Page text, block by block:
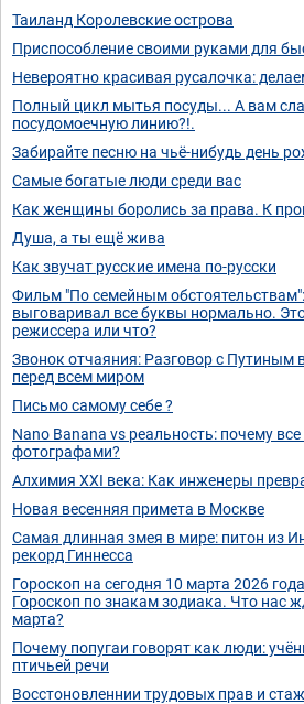
Таиланд Королевские острова
Приспособление своими руками для
Невероятно красивая русалочка:
Полный цикл мытья посуды... А вам
посудомоечную линию?!.
Забирайте песню на чьё-нибудь день
Самые богатые люди среди вас
Как женщины боролись за права. К
Душа, а ты ещё жива
Как звучат русские имена по-русски
Фильм "По семейным
выговаривал все буквы нормально.
режиссера или что?
Звонок отчаяния: Разговор с Путиным
перед всем миром
Письмо самому себе ?
Nano Banana vs реальность: почему все
фотографами?
Алхимия XXI века: Как инженеры
Новая весенняя примета в Москве
Самая длинная змея в мире: питон из
рекорд Гиннесса
Гороскоп на сегодня 10 марта 2026
Гороскоп по знакам зодиака. Что нас
марта?
Почему попугаи говорят как люди:
птичьей речи
Восстоновленнии трудовых прав и